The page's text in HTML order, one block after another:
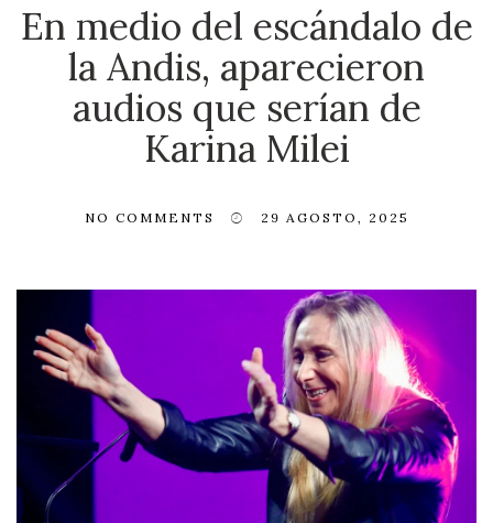
En medio del escándalo de
la Andis, aparecieron
audios que serían de
Karina Milei
NO COMMENTS 29 AGOSTO, 2025